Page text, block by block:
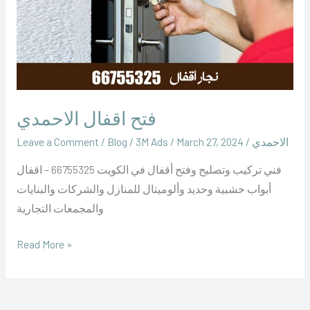
فتح اقفال الاحمدي
Leave a Comment / Blog / / March 27, 2024 / الاحمدي
فني تركيب وتصليح وفتح أقفال في الكويت 66755325 – اقفال
أبواب خشبية وحديد وألوميتال للمنازل والشركات والبنايات
والمجمعات التجارية
Read More »